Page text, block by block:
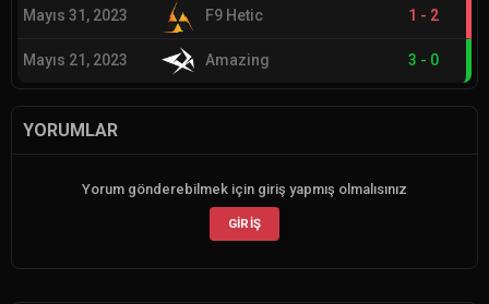
Mayıs 31, 2023 F9 Hetic 1 - 2
Mayıs 21, 2023 Amazing 3 - 0
YORUMLAR
Yorum gönderebilmek için giriş yapmış olmalısınız
GIRIŞ